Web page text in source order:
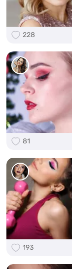
228
81
193